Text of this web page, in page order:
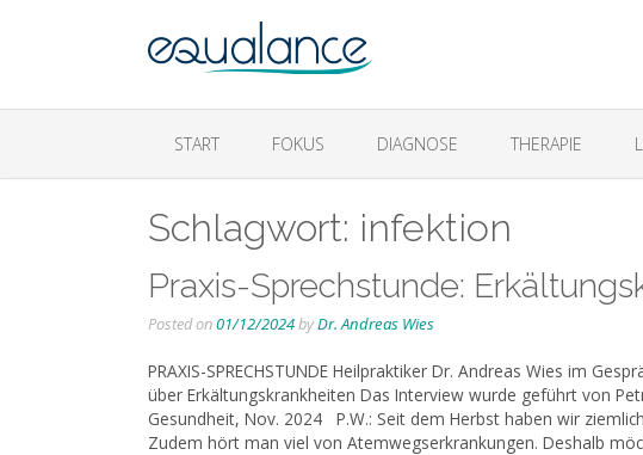
START FOKUS DIAGNOSE THERAPIE
Schlagwort: infektion
Praxis-Sprechstunde:
Posted on01/12/2024byDr. Andreas Wies
PRAXIS-SPRECHSTUNDE Heilpraktiker Dr. Andreas Wies im
über Erkältungskrankheiten Das Interview wurde geführt von
Gesundheit, Nov. 2024 P.W.: Seit dem Herbst haben wir
Zudem hört man viel von Atemwegserkrankungen. Deshalb